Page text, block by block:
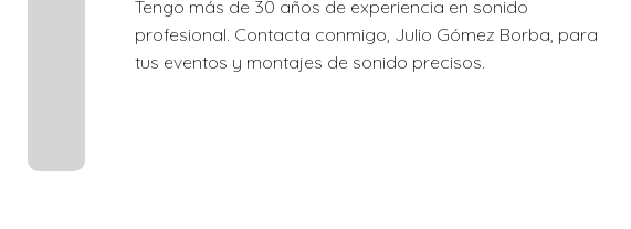
Tengo más de 30 años de experiencia en sonido
profesional. Contacta conmigo, Julio Gómez Borba, para
tus eventos y montajes de sonido precisos.